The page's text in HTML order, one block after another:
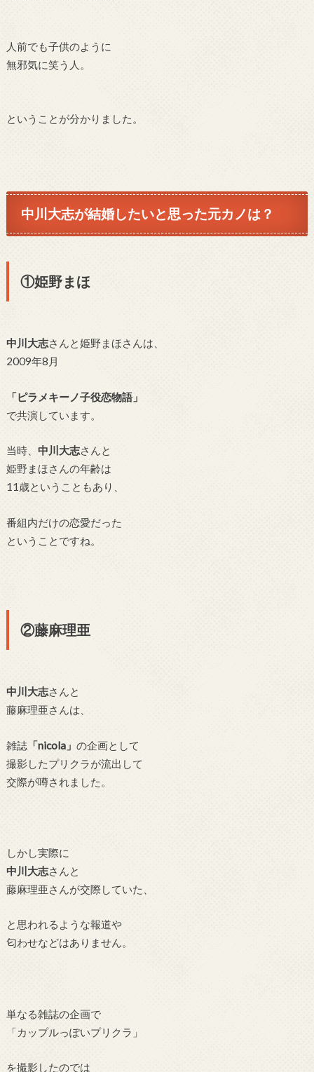
人前でも子供のように
無邪気に笑う人。
ということが分かりました。
中川大志が結婚したいと思った元カノは？
①姫野まほ
中川大志さんと姫野まほさんは、
2009年8月
「ピラメキーノ子役恋物語」
で共演しています。
当時、 中川大志さんと
姫野まほさんの年齢は
11歳ということもあり、
番組内だけの恋愛だった
ということですね。
②藤麻理亜
中川大志さんと
藤麻理亜さんは、
雑誌「nicola」 の企画として
撮影したプリクラが流出して
交際が噂されました。
しかし実際に
中川大志さんと
藤麻理亜さんが交際していた、
と思われるような報道や
匂わせなどはありません。
単なる雑誌の企画で
「カップルっぽいプリクラ」
を撮影したのでは